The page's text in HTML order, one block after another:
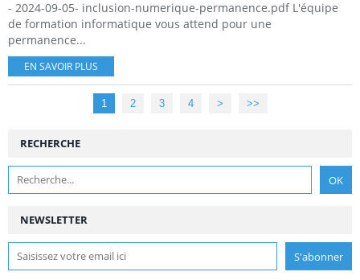
- 2024-09-05- inclusion-numerique-permanence.pdf L'équipe
de formation informatique vous attend pour une
permanence...
EN SAVOIR PLUS
1 2 3 4 > >>
NEWSLETTER
RECHERCHE